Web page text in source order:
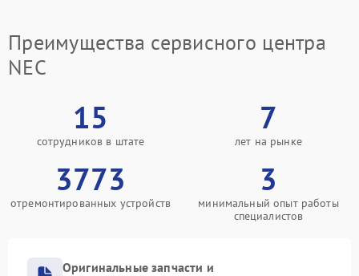
Преимущества сервисного центра
NEC
15
сотрудников в штате
7
лет на рынке
3773
отремонтированных устройств
3
минимальный опыт работы
специалистов
Оригинальные запчасти и